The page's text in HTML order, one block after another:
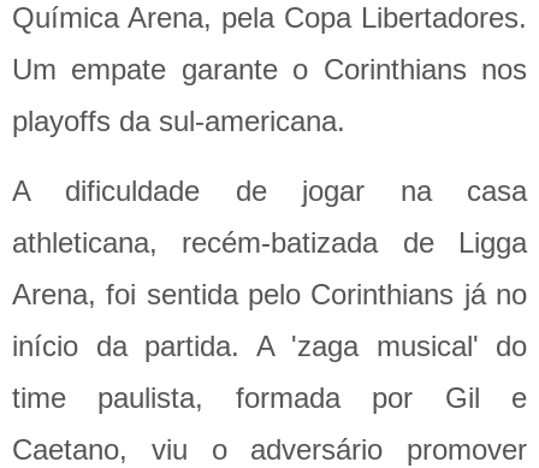
Química Arena, pela Copa Libertadores.
Um empate garante o Corinthians nos
playoffs da sul-americana.
A dificuldade de jogar na casa
athleticana, recém-batizada de Ligga
Arena, foi sentida pelo Corinthians já no
início da partida. A 'zaga musical' do
time paulista, formada por Gil e
Caetano, viu o adversário promover